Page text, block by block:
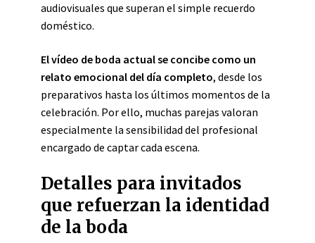
audiovisuales que superan el simple recuerdo
doméstico.
El vídeo de boda actual se concibe como un
relato emocional del día completo, desde los
preparativos hasta los últimos momentos de la
celebración. Por ello, muchas parejas valoran
especialmente la sensibilidad del profesional
encargado de captar cada escena.
Detalles para invitados
que refuerzan la identidad
de la boda